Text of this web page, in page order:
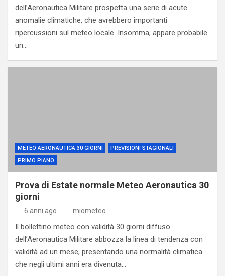
dell’Aeronautica Militare prospetta una serie di acute
anomalie climatiche, che avrebbero importanti
ripercussioni sul meteo locale. Insomma, appare probabile
un…
METEO AERONAUTICA 30 GIORNI
PREVISIONI STAGIONALI
PRIMO PIANO
Prova di Estate normale Meteo Aeronautica 30
giorni
6 anni ago miometeo
Il bollettino meteo con validità 30 giorni diffuso
dell’Aeronautica Militare abbozza la linea di tendenza con
validità ad un mese, presentando una normalità climatica
che negli ultimi anni era divenuta…